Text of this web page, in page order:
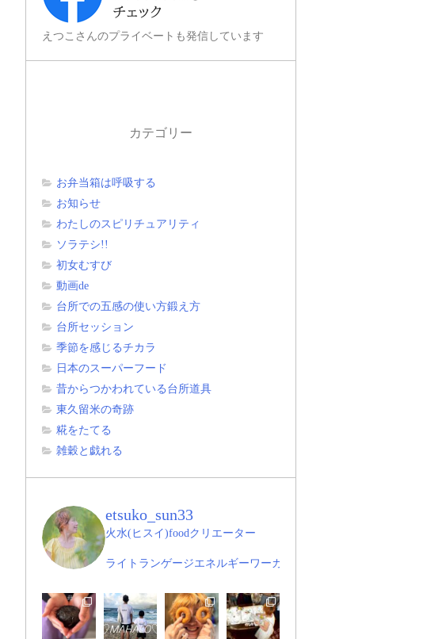
えつこさんのプライベートも発信しています
カテゴリー
お弁当箱は呼吸する
お知らせ
わたしのスピリチュアリティ
ソラテシ!!
初女むすび
動画de
台所での五感の使い方鍛え方
台所セッション
季節を感じるチカラ
日本のスーパーフード
昔からつかわれている台所道具
東久留米の奇跡
糀をたてる
雑穀と戯れる
etsuko_sun33
火水(ヒスイ)foodクリエーター
ライトランゲージエネルギーワーカー